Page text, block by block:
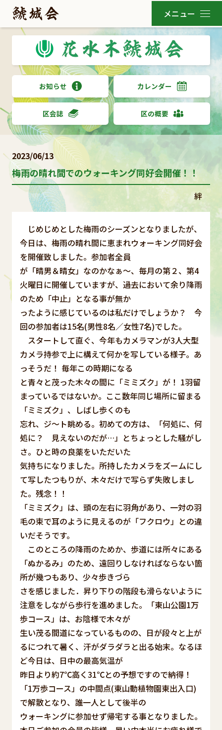
お知らせ カレンダー
区会誌 区の概要
2023/06/13
梅雨の晴れ間でのウォーキング同好会開催！！
絆
じめじめとした梅雨のシーズンとなりましたが、
今日は、梅雨の晴れ間に恵まれウォーキング同好会
を開催致しました。参加者全員
が「晴男＆晴女」なのかなぁ～、毎月の第２、第4
火曜日に開催していますが、過去において余り降雨
のため「中止」となる事が無か
ったように感じているのは私だけでしょうか？ 今
回の参加者は15名(男性8名／女性7名)でした。
スタートして直ぐ、今年もカメラマンが3人大型
カメラ持参で上に構えて何かを写している様子。あ
っそうだ！ 毎年この時期になる
と青々と茂った木々の間に「ミミズク」が！ 1羽留
まっているではないか。ここ数年同じ場所に留まる
「ミミズク」、しばし歩くのも
忘れ、ジ～ト眺める。初めての方は、「何処に、何
処に？ 見えないのだが…」とちょっとした騒がし
さ。ひと時の良薬をいただいた
気持ちになりました。所持したカメラをズームにし
て写したつもりが、木々だけで写らず失敗しまし
た。残念！！
「ミミズク」は、頭の左右に羽角があり、一対の羽
毛の束で耳のように見えるのが「フクロウ」との違
いだそうです。
このところの降雨のためか、歩道には所々にある
「ぬかるみ」のため、遠回りしなければならない箇
所が幾つもあり、少々歩きづら
さを感じました．昇り下りの階段も滑らないように
注意をしながら歩行を進めました。「東山公園1万
歩コース」は、お陰様で木々が
生い茂る間道になっているものの、日が段々と上が
るにつれて暑く、汗がダラダラと出る始末。なるほ
ど今日は、日中の最高気温が
昨日より約7℃高く31℃との予想ですので納得！
「1万歩コース」の中間点(東山動植物園東出入口)
で解散となり、誰一人として後半の
ウォーキングに参加せず帰宅する事となりました。